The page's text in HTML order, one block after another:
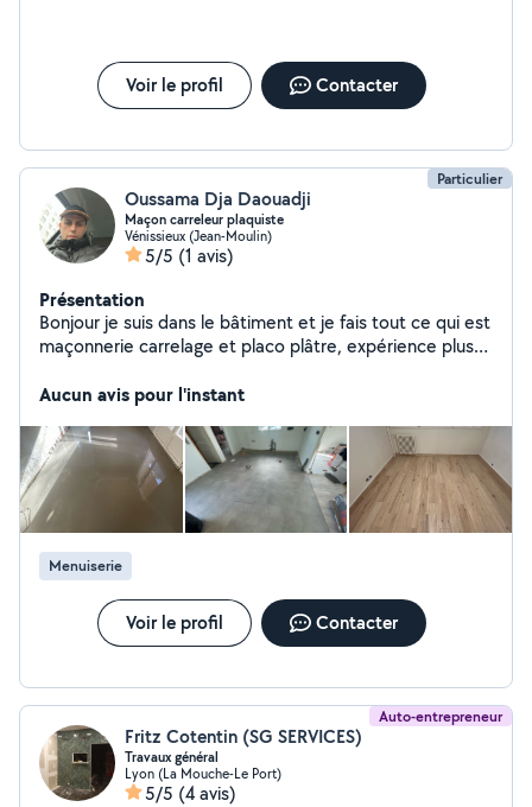
Voir le profil Contacter
Particulier
Oussama Dja Daouadji
Maçon carreleur plaquiste
Vénissieux (Jean-Moulin)
5/5 (1 avis)
Présentation
Bonjour je suis dans le bâtiment et je fais tout ce qui est
maçonnerie carrelage et placo plâtre, expérience plus
Aucun avis pour l'instant
Menuiserie
Voir le profil Contacter
Auto-entrepreneur
Fritz Cotentin (SG SERVICES)
Travaux général
Lyon (La Mouche-Le Port)
5/5 (4 avis)